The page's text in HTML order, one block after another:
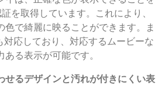
を取得しています。これにより、
色で綺麗に映ることができます。ま
応しており、対応するムービーな
る表示が可能です。
せるデザインと汚れが付きにくい表